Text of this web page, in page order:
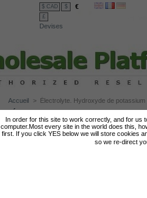
In order for this site to work correctly, and for us
computer.Most every site in the world does this,
first. If you click YES below we will store cookies
so we re-direct
$ CAD $ €
£
Devises
Accueil > Électrolyte. Hydroxyde de potassium